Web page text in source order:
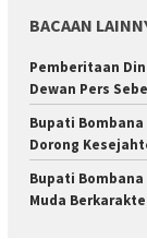
BACAAN
Pemberitaan
Dewan Pers
Bupati
Dorong
Bupati Bombana
Muda